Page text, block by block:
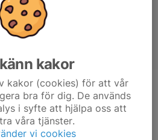
kakor
kakor (cookies) för att vår
bra för dig. De används
i syfte att hjälpa oss att
våra tjänster.
vi cookies